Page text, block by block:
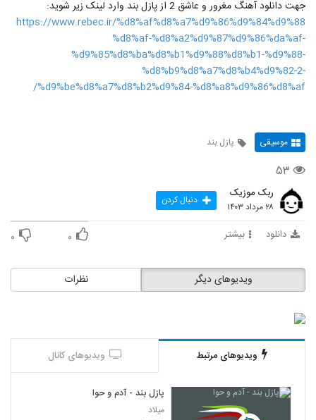
جهت دانلود آهنگ مغرور و عاشق 2 از پازل بند وارد لینک زیر شوید:
https://www.rebec.ir/%d8%af%d8%a7%d9%86%d9%84%d9%88
%d8%af-%d8%a2%d9%87%d9%86%da%af-
%d9%85%d8%ba%d8%b1%d9%88%d8%b1-%d9%88-
%d8%b9%d8%a7%d8%b4%d9%82-2-
%d9%be%d8%a7%d8%b2%d9%84-%d8%a8%d9%86%d8%af/
موسیقی پازل بند
۵۳
ربک موزیک
۲۸ مرداد ۱۴۰۳ دنبال کردن
دانلود بیشتر ۰ ۰
نظرات ویدیوهای دیگر
ویدیوهای مرتبط ویدیوهای کانال
پازل بند - آدم و حوا
میلاد